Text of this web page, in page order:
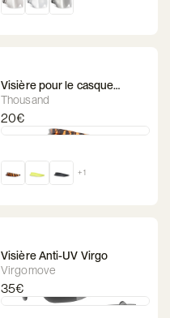
Visière pour le casque
Thousand Chapter
Thousand
20€
+ 1
Visière Anti-UV Virgo
Virgomove
35€